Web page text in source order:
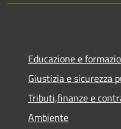
Educazione e
Giustizia e sicurezza
Tributi,finanze e
Ambiente